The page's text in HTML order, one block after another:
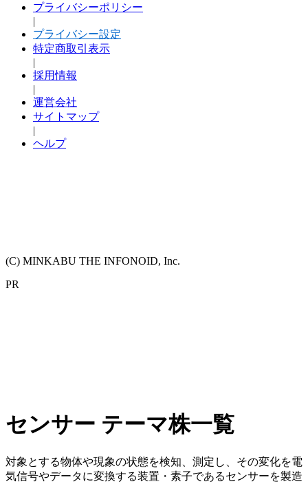
プライバシーポリシー
|
プライバシー設定
特定商取引表示
|
採用情報
|
運営会社
サイトマップ
|
ヘルプ
(C) MINKABU THE INFONOID, Inc.
PR
センサー テーマ株一覧
対象とする物体や現象の状態を検知、測定し、その変化を電
気信号やデータに変換する装置・素子であるセンサーを製造